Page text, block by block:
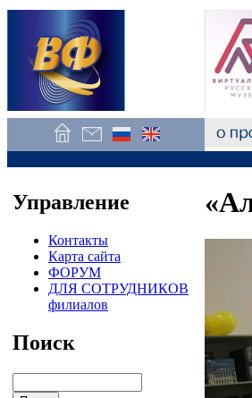
Управление
Контакты
Карта сайта
ФОРУМ
ДЛЯ СОТРУДНИКОВ
филиалов
Поиск